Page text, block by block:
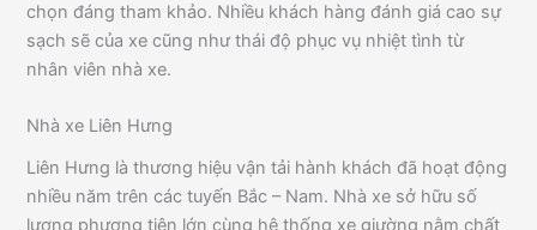
chọn đáng tham khảo. Nhiều khách hàng đánh giá cao sự
sạch sẽ của xe cũng như thái độ phục vụ nhiệt tình từ
nhân viên nhà xe.
Nhà xe Liên Hưng
Liên Hưng là thương hiệu vận tải hành khách đã hoạt động
nhiều năm trên các tuyến Bắc – Nam. Nhà xe sở hữu số
lượng phương tiện lớn cùng hệ thống xe giường nằm chất